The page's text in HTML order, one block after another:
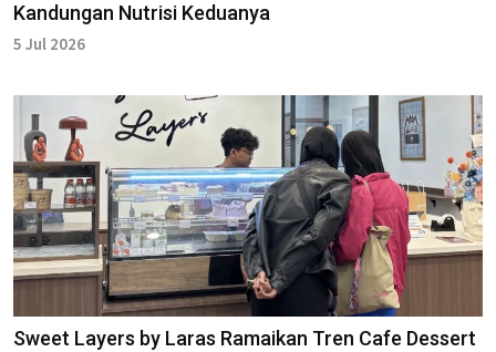
Kandungan Nutrisi Keduanya
5 Jul 2026
Sweet Layers by Laras Ramaikan Tren Cafe Dessert